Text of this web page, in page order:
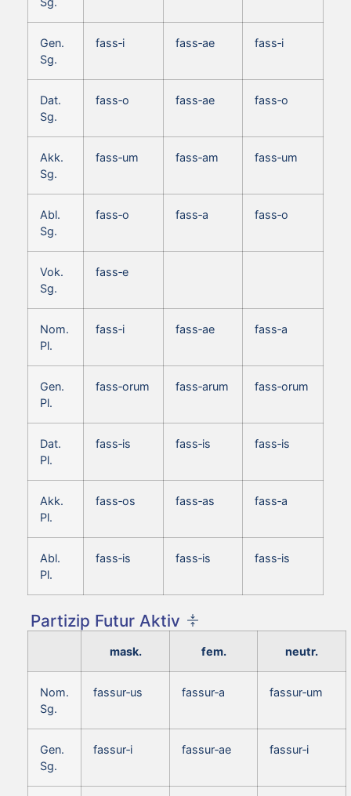
Gen.
Sg.
fass‑i fass‑ae fass‑i
Dat.
Sg.
fass‑o fass‑ae fass‑o
Akk.
Sg.
fass‑um fass‑am fass‑um
Abl.
Sg.
fass‑o fass‑a fass‑o
Vok.
Sg.
fass‑e
Nom.
Pl.
fass‑i fass‑ae fass‑a
Gen.
Pl.
fass‑orum fass‑arum fass‑orum
Dat.
Pl.
fass‑is fass‑is fass‑is
Akk.
Pl.
fass‑os fass‑as fass‑a
Abl.
Pl.
fass‑is fass‑is fass‑is
Partizip Futur Aktiv
mask. fem. neutr.
Nom.
Sg.
fassur‑us fassur‑a fassur‑um
Gen.
Sg.
fassur‑i fassur‑ae fassur‑i